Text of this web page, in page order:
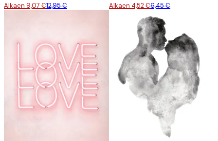
Alkaen 9,07 €12,95 € Alkaen 4,52 €6,45 €